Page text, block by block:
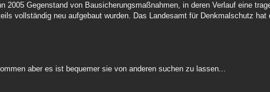
2005 Gegenstand von Bausicherungsmaßnahmen, in deren Verlauf eine
vollständig neu aufgebaut wurden. Das Landesamt für Denkmalschutz hat
aber es ist bequemer sie von anderen suchen zu lassen...